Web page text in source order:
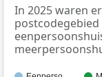
In 2025 waren
postcodegebied